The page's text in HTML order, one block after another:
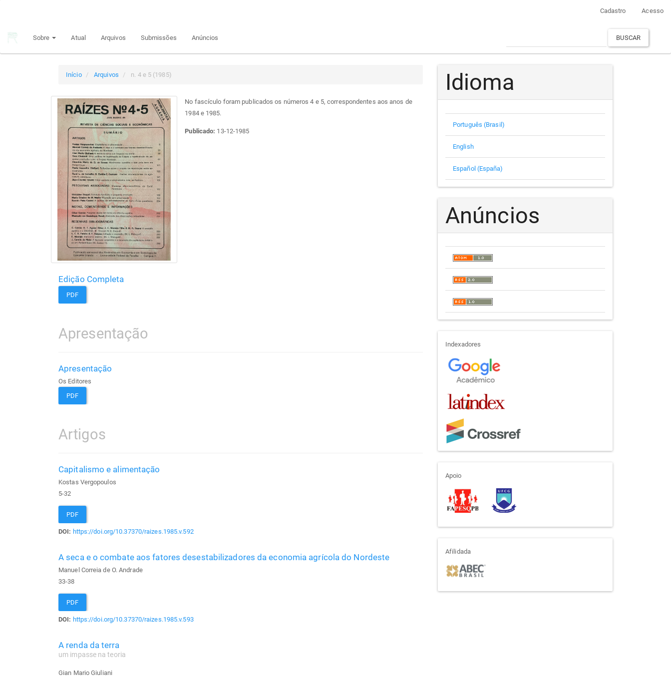
principal
Cadastro Acesso
Sobre Atual Arquivos Submissões Anúncios BUSCAR
Início Arquivos n. 4 e 5 (1985)
No fascículo foram publicados os números 4 e 5, correspondentes aos anos de
1984 e 1985.
Publicado: 13-12-1985
Edição Completa
PDF
Apresentação
Apresentação
Os Editores
PDF
Artigos
Capitalismo e alimentação
Kostas Vergopoulos
5-32
PDF
DOI: https://doi.org/10.37370/raizes.1985.v.592
A seca e o combate aos fatores desestabilizadores da economia agrícola do Nordeste
Manuel Correia de O. Andrade
33-38
PDF
DOI: https://doi.org/10.37370/raizes.1985.v.593
A renda da terra
um impasse na teoria
Gian Mario Giuliani
Idioma
Português (Brasil)
English
Español (España)
Anúncios
indexadores
Indexadores
apoio
Apoio
afiliada
Afilidada